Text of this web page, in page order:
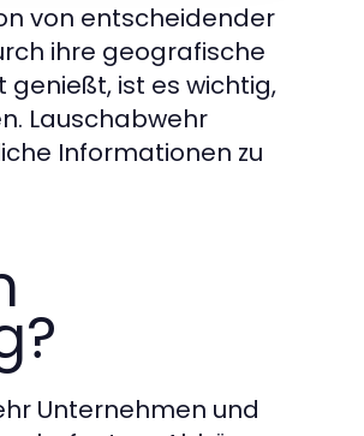
von entscheidender
ihre geografische
ist es wichtig,
Lauschabwehr
Informationen zu
Unternehmen und